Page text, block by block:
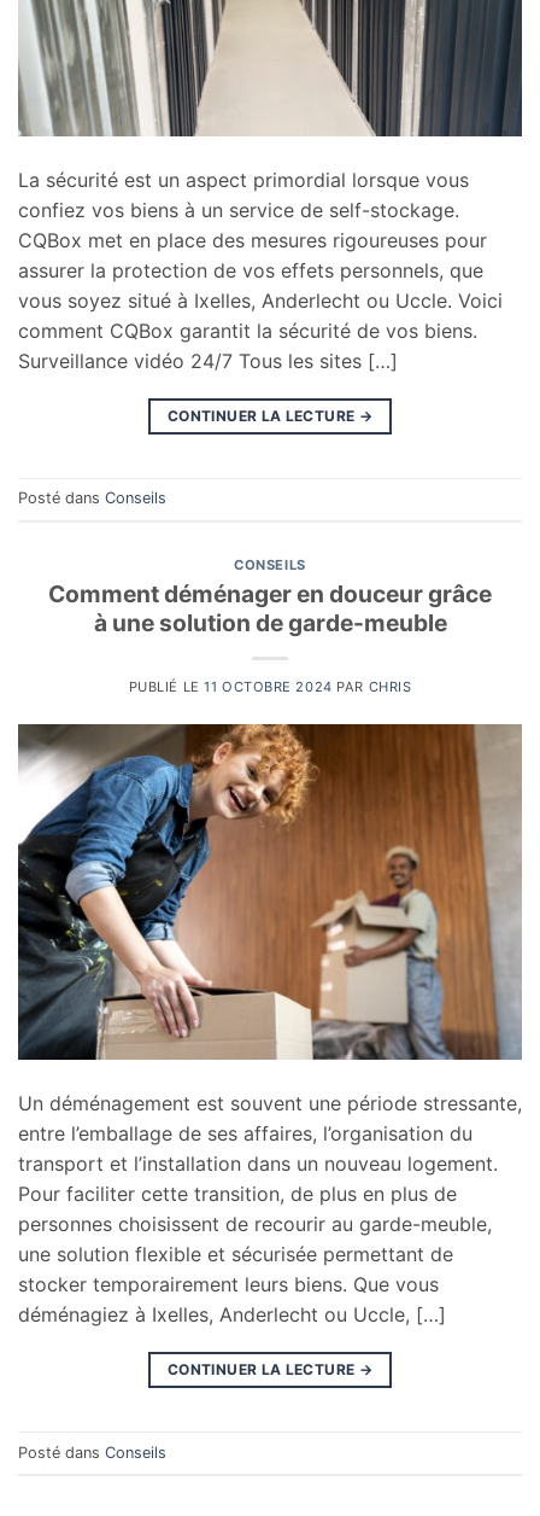
La sécurité est un aspect primordial lorsque vous
confiez vos biens à un service de self-stockage.
CQBox met en place des mesures rigoureuses pour
assurer la protection de vos effets personnels, que
vous soyez situé à Ixelles, Anderlecht ou Uccle. Voici
comment CQBox garantit la sécurité de vos biens.
Surveillance vidéo 24/7 Tous les sites […]
CONTINUER LA LECTURE →
Posté dans Conseils
CONSEILS
Comment déménager en douceur grâce
à une solution de garde-meuble
PUBLIÉ LE11 OCTOBRE 2024 PAR CHRIS
Un déménagement est souvent une période stressante,
entre l’emballage de ses affaires, l’organisation du
transport et l’installation dans un nouveau logement.
Pour faciliter cette transition, de plus en plus de
personnes choisissent de recourir au garde-meuble,
une solution flexible et sécurisée permettant de
stocker temporairement leurs biens. Que vous
déménagiez à Ixelles, Anderlecht ou Uccle, […]
CONTINUER LA LECTURE →
Posté dans Conseils